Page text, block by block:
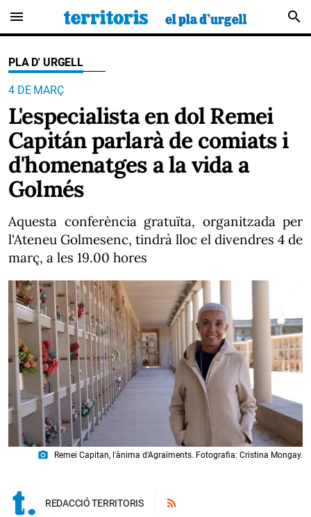
menu search
PLA D' URGELL
4 DE MARÇ
L'especialista en dol Remei
Capitán parlarà de comiats i
d'homenatges a la vida a
Golmés
Aquesta conferència gratuïta, organitzada per
l'Ateneu Golmesenc, tindrà lloc el divendres 4 de
març, a les 19.00 hores
photo_camera Remei Capitan, l'ànima d'Agraïments. Fotografia: Cristina Mongay.
REDACCIÓ TERRITORIS